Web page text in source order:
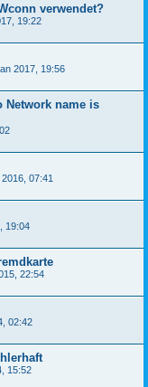
verwendet?
19:22
2017, 19:56
Network name is
07:41
19:04
22:54
02:42
15:52